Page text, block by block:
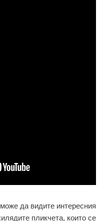
да видите интересния
пликчета, които се